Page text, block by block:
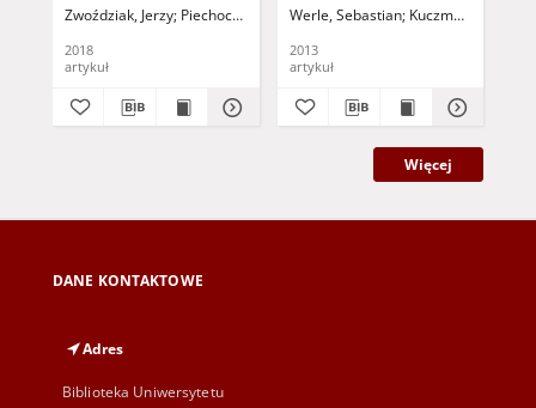
Sewage sludge
emission and the
possibilities of their
Zwoździak, Jerzy Piechocka, Agata Greinert, Andrzej - red.
2018
artykuł
zagospodarowania
Werle, Sebastian Kuczma,
2013
artykuł
Więcej
DANE KONTAKTOWE
Adres
Biblioteka Uniwersytetu